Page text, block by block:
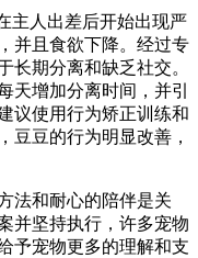
主人出差后开始出现严
并且食欲下降。经过专
长期分离和缺乏社交。
天增加分离时间，并引
议使用行为矫正训练和
豆豆的行为明显改善，
法和耐心的陪伴是关
并坚持执行，许多宠物
予宠物更多的理解和支